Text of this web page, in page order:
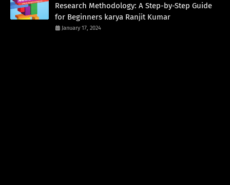
Research Methodology: A Step-by-Step Guide
for Beginners karya Ranjit Kumar
January 17, 2024